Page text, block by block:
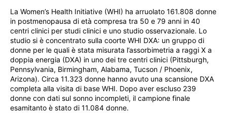
La Women’s Health Initiative (WHI) ha arruolato 161.808 donne
in postmenopausa di età compresa tra 50 e 79 anni in 40
centri clinici per studi clinici e uno studio osservazionale. Lo
studio si è concentrato sulla coorte WHI DXA: un gruppo di
donne per le quali è stata misurata l’assorbimetria a raggi X a
doppia energia (DXA) in uno dei tre centri clinici (Pittsburgh,
Pennsylvania, Birmingham, Alabama, Tucson / Phoenix,
Arizona). Circa 11.323 donne hanno avuto una scansione DXA
completa alla visita di base WHI. Dopo aver escluso 239
donne con dati sul sonno incompleti, il campione finale
esamitanto è stato di 11.084 donne.